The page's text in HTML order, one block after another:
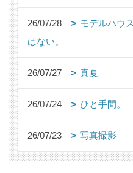
26/07/28
モデルハウ
はない。
26/07/27 真夏
26/07/24 ひと手間。
26/07/23 写真撮影